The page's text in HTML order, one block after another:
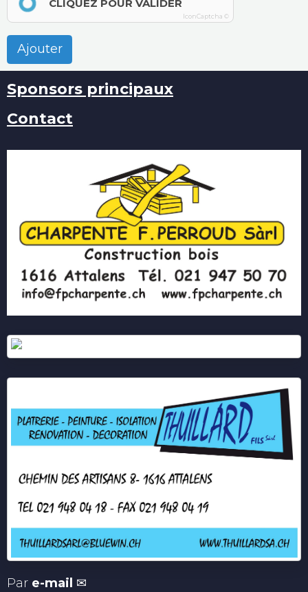
CLIQUEZ POUR VALIDER
IconCaptcha ©
Ajouter
Sponsors principaux
Contact
Par e-mail ✉